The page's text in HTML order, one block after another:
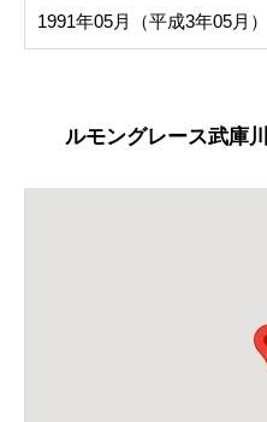
1991年05月（平成3年05月）
ルモングレース武庫